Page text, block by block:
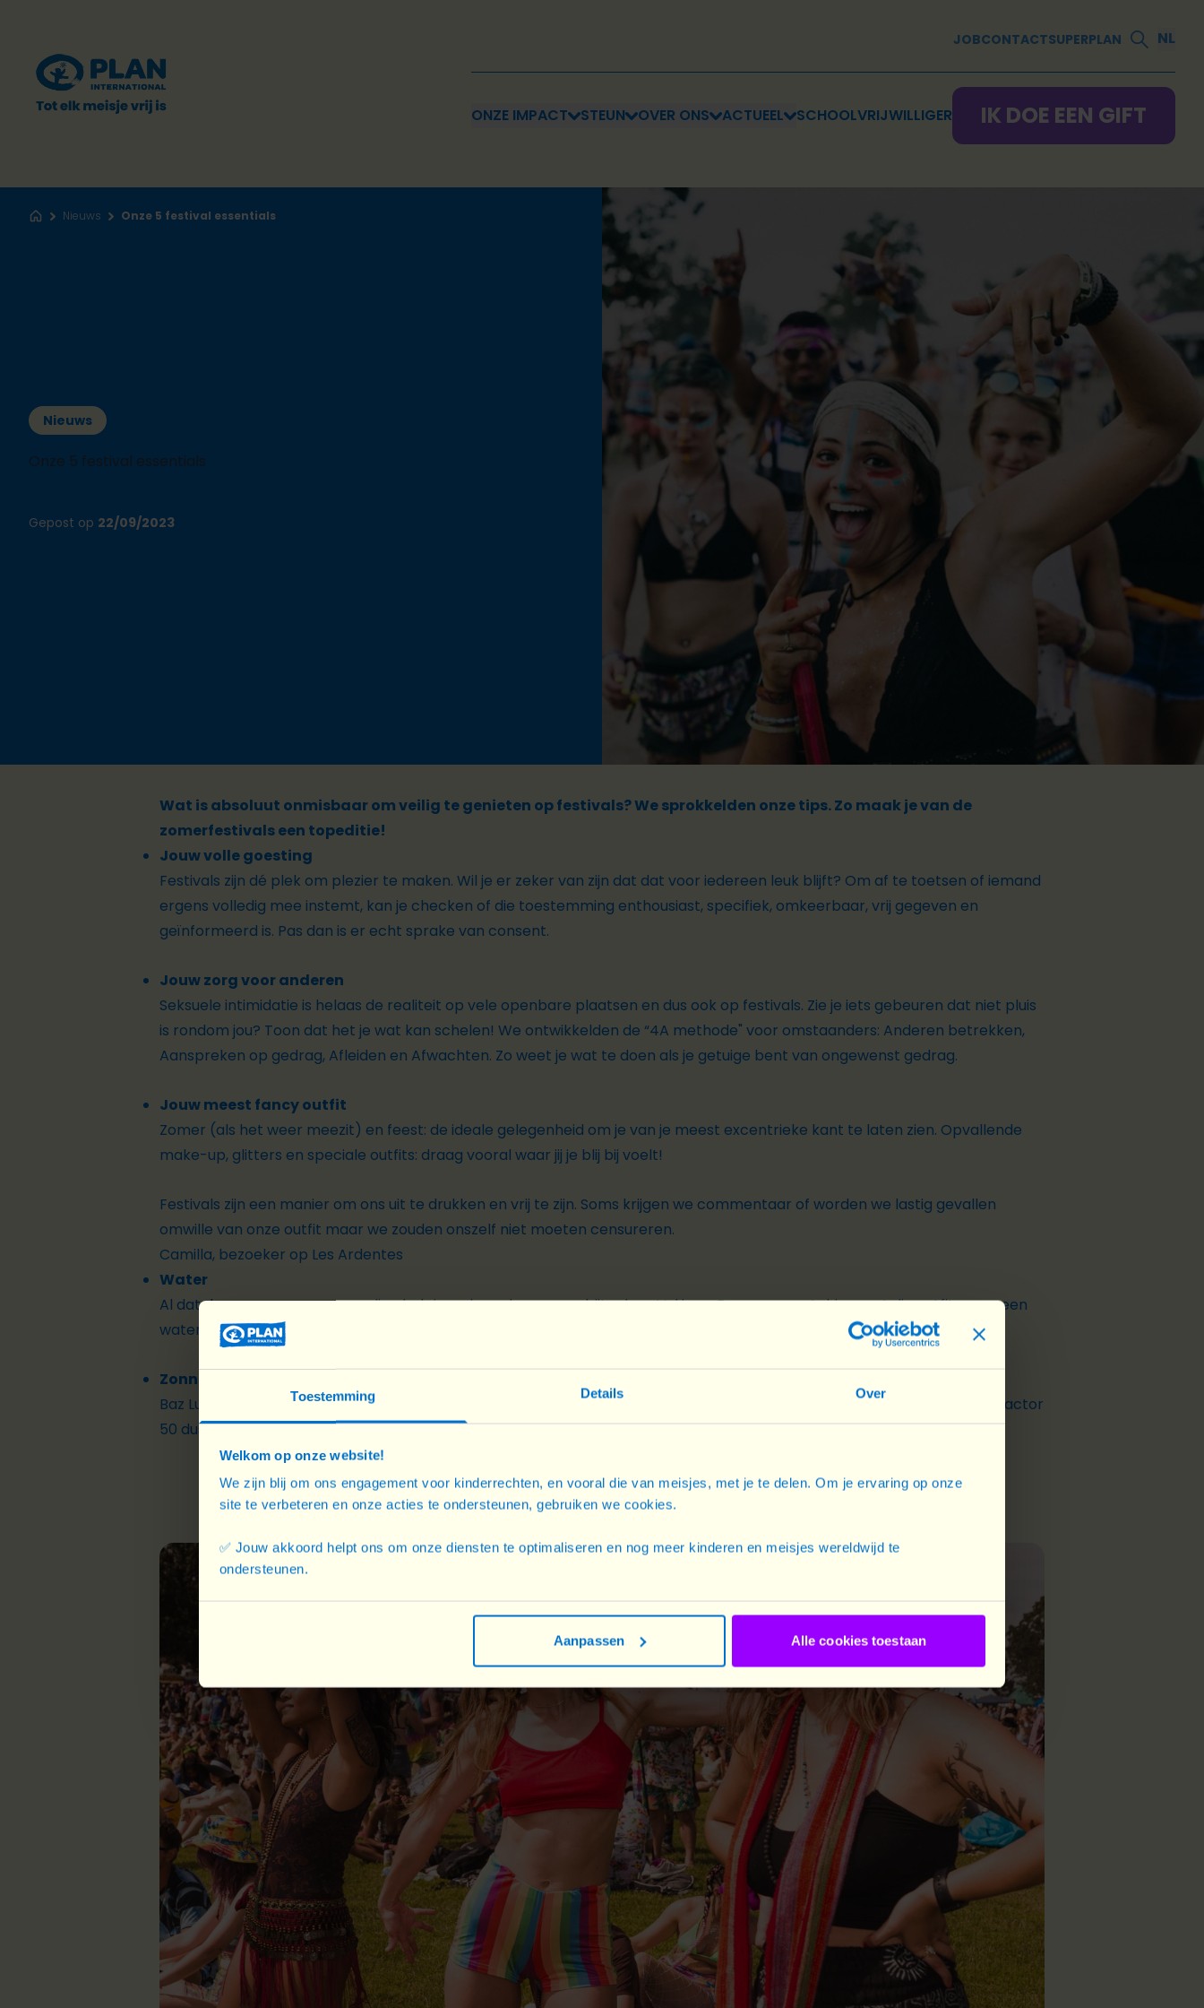
Toestemming Details Over
Welkom op onze website!
We zijn blij om ons engagement voor kinderrechten, en vooral die van meisjes, met je te delen. Om je ervaring op onze
site te verbeteren en onze acties te ondersteunen, gebruiken we cookies.
✅ Jouw akkoord helpt ons om onze diensten te optimaliseren en nog meer kinderen en meisjes wereldwijd te
ondersteunen.
Aanpassen Alle cookies toestaan
JOBCONTACTSUPERPLAN NL
ONZE IMPACT STEUN OVER ONS ACTUEEL SCHOOLVRIJWILLIGER IK DOE EEN GIFT
HomeNieuws Onze 5 festival essentials
Nieuws
Onze 5 festival essentials
Gepost op 22/09/2023
Wat is absoluut onmisbaar om veilig te genieten op festivals? We sprokkelden onze tips. Zo maak je van de
zomerfestivals een topeditie!
Jouw volle goesting
Festivals zijn dé plek om plezier te maken. Wil je er zeker van zijn dat dat voor iedereen leuk blijft? Om af te toetsen of iemand
ergens volledig mee instemt, kan je checken of die toestemming enthousiast, specifiek, omkeerbaar, vrij gegeven en
geïnformeerd is. Pas dan is er echt sprake van consent.
Jouw zorg voor anderen
Seksuele intimidatie is helaas de realiteit op vele openbare plaatsen en dus ook op festivals. Zie je iets gebeuren dat niet pluis
is rondom jou? Toon dat het je wat kan schelen! We ontwikkelden de “4A methode" voor omstaanders: Anderen betrekken,
Aanspreken op gedrag, Afleiden en Afwachten. Zo weet je wat te doen als je getuige bent van ongewenst gedrag.
Jouw meest fancy outfit
Zomer (als het weer meezit) en feest: de ideale gelegenheid om je van je meest excentrieke kant te laten zien. Opvallende
make-up, glitters en speciale outfits: draag vooral waar jij je blij bij voelt!
Festivals zijn een manier om ons uit te drukken en vrij te zijn. Soms krijgen we commentaar of worden we lastig gevallen
omwille van onze outfit maar we zouden onszelf niet moeten censureren.
Camilla, bezoeker op Les Ardentes
Water
Al dat dansen, super, maar nadien heb je wel nood aan even bijtanken. Vul jouw Dopper – matching met die outfit – aan een
waterpunt en wees de uitdroging voor.
Zonnecrème
Baz Luhrmann zei het al: “Wear sunscreen. If I could offer you only one tip for the future, sunscreen would be it.” Haal die factor
50 dus maar boven!